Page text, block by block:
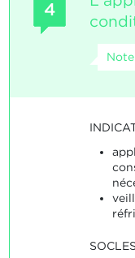
4
SOCLES